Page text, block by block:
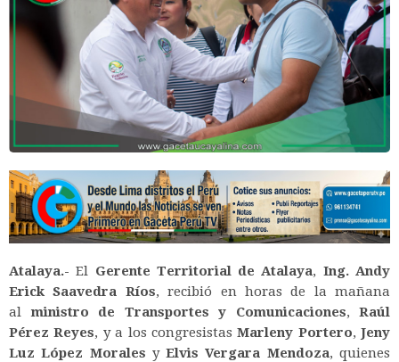
Atalaya.- El Gerente Territorial de Atalaya, Ing. Andy
Erick Saavedra Ríos, recibió en horas de la mañana
alministro de Transportes y Comunicaciones, Raúl
Pérez Reyes, y a los congresistasMarleny Portero, Jeny
Luz López Morales yElvis Vergara Mendoza, quienes